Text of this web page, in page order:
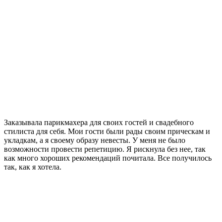
Заказывала парикмахера для своих гостей и свадебного
стилиста для себя. Мои гости были рады своим прическам и
укладкам, а я своему образу невесты. У меня не было
возможности провести репетицию. Я рискнула без нее, так
как много хороших рекомендаций почитала. Все получилось
так, как я хотела.